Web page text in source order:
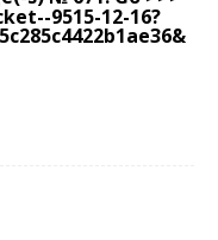
9515-12-16?